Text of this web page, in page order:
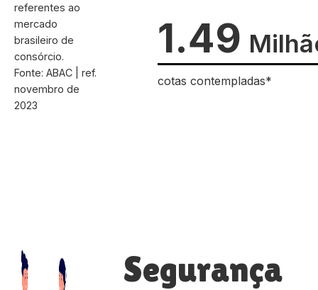
referentes ao
mercado
brasileiro de
consórcio.
Fonte: ABAC | ref.
novembro de
2023
1.49
cotas contempladas*
Segurança